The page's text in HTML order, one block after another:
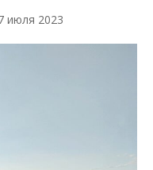
июля 2023